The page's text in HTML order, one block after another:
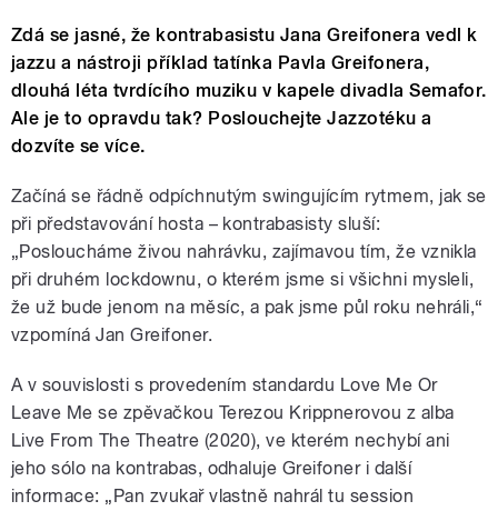
Zdá se jasné, že kontrabasistu Jana Greifonera vedl k
jazzu a nástroji příklad tatínka Pavla Greifonera,
dlouhá léta tvrdícího muziku v kapele divadla Semafor.
Ale je to opravdu tak? Poslouchejte Jazzotéku a
dozvíte se více.
Začíná se řádně odpíchnutým swingujícím rytmem, jak se
při představování hosta – kontrabasisty sluší:
„Posloucháme živou nahrávku, zajímavou tím, že vznikla
při druhém lockdownu, o kterém jsme si všichni mysleli,
že už bude jenom na měsíc, a pak jsme půl roku nehráli,“
vzpomíná Jan Greifoner.
A v souvislosti s provedením standardu Love Me Or
Leave Me se zpěvačkou Terezou Krippnerovou z alba
Live From The Theatre (2020), ve kterém nechybí ani
jeho sólo na kontrabas, odhaluje Greifoner i další
informace: „Pan zvukař vlastně nahrál tu session